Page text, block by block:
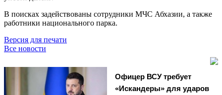
В поисках задействованы сотрудники МЧС Абхазии, а также
работники национального парка.
Версия для печати
Все новости
Офицер ВСУ требует
«Искандеры» для ударов